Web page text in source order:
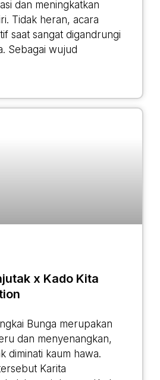
dan meningkatkan
Tidak heran, acara
saat sangat digandrungi
Sebagai wujud
x Kado Kita
Bunga merupakan
dan menyenangkan,
diminati kaum hawa.
Karita